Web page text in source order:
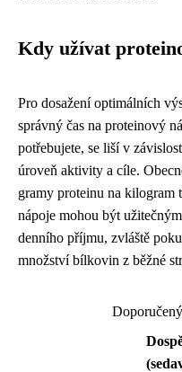
Kdy užívat
Pro dosažení optimálních
správný čas na proteinový
potřebujete, se liší v
úroveň aktivity a cíle.
gramy proteinu na kilogram
nápoje mohou být
denního příjmu, zvláště
množství bílkovin z běžné